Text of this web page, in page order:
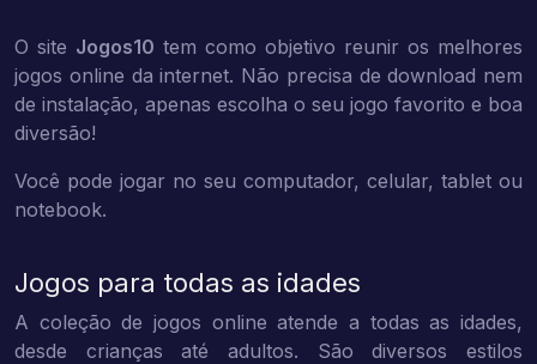
O site Jogos10 tem como objetivo reunir os melhores
jogos online da internet. Não precisa de download nem
de instalação, apenas escolha o seu jogo favorito e boa
diversão!
Você pode jogar no seu computador, celular, tablet ou
notebook.
Jogos para todas as idades
A coleção de jogos online atende a todas as idades,
desde crianças até adultos. São diversos estilos